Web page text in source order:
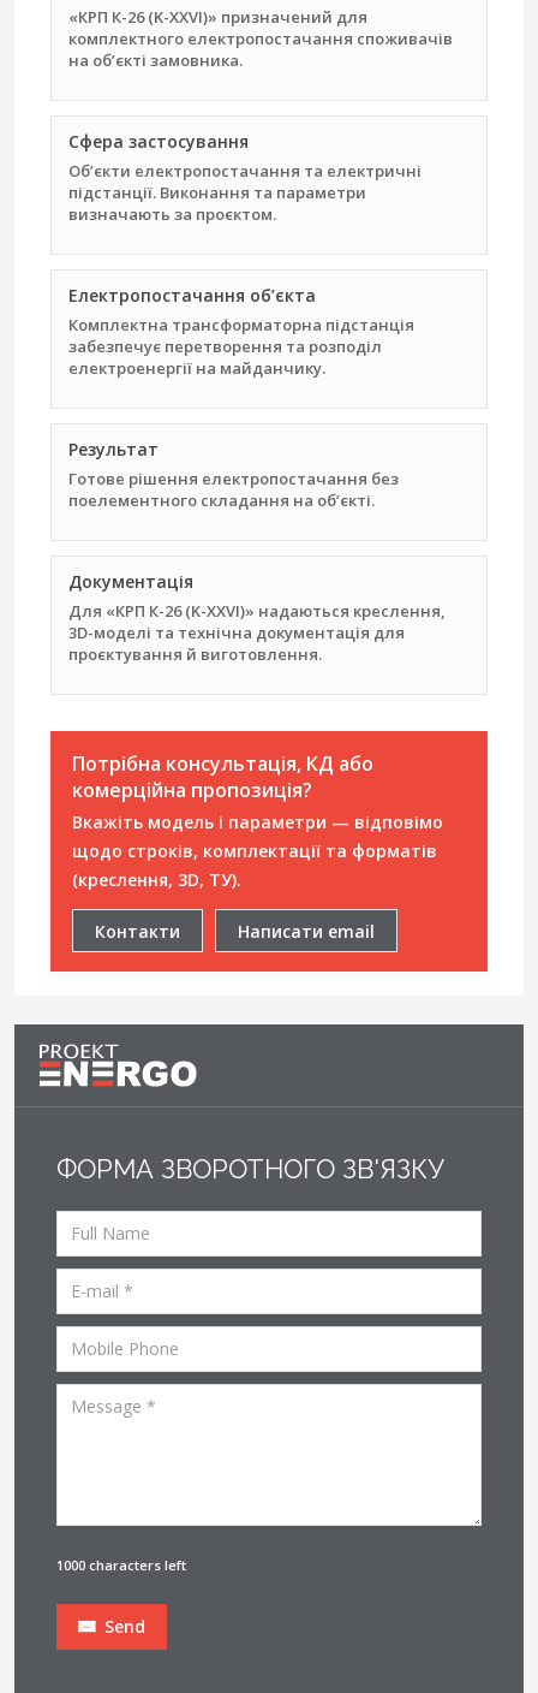
«КРП К-26 (K-XXVI)» призначений для
комплектного електропостачання споживачів
на об’єкті замовника.
Сфера застосування
Об’єкти електропостачання та електричні
підстанції. Виконання та параметри
визначають за проєктом.
Електропостачання об’єкта
Комплектна трансформаторна підстанція
забезпечує перетворення та розподіл
електроенергії на майданчику.
Результат
Готове рішення електропостачання без
поелементного складання на об’єкті.
Документація
Для «КРП К-26 (K-XXVI)» надаються креслення,
3D-моделі та технічна документація для
проєктування й виготовлення.
Потрібна консультація, КД або
комерційна пропозиція?
Вкажіть модель і параметри — відповімо
щодо строків, комплектації та форматів
(креслення, 3D, ТУ).
Контакти Написати email
ФОРМА ЗВОРОТНОГО ЗВ'ЯЗКУ
1000 characters left
Send